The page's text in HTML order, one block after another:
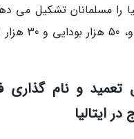
را مسلمانان تشکیل می
75 هزار
تعمید و نام گذاری
ایتالیا